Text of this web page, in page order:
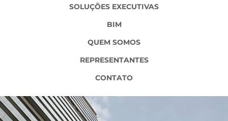
SOLUÇÕES EXECUTIVAS
BIM
QUEM SOMOS
REPRESENTANTES
CONTATO
VILA NOVA